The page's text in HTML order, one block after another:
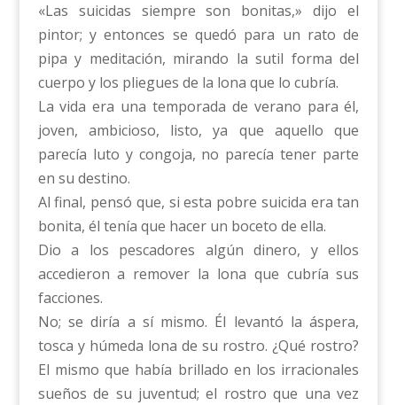
«Las suicidas siempre son bonitas,» dijo el
pintor; y entonces se quedó para un rato de
pipa y meditación, mirando la sutil forma del
cuerpo y los pliegues de la lona que lo cubría.
La vida era una temporada de verano para él,
joven, ambicioso, listo, ya que aquello que
parecía luto y congoja, no parecía tener parte
en su destino.
Al final, pensó que, si esta pobre suicida era tan
bonita, él tenía que hacer un boceto de ella.
Dio a los pescadores algún dinero, y ellos
accedieron a remover la lona que cubría sus
facciones.
No; se diría a sí mismo. Él levantó la áspera,
tosca y húmeda lona de su rostro. ¿Qué rostro?
El mismo que había brillado en los irracionales
sueños de su juventud; el rostro que una vez